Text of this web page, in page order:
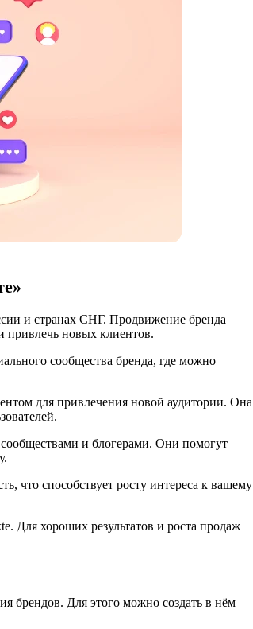
и странах СНГ. Продвижение бренда
привлечь новых клиентов.
сообщества бренда, где можно
для привлечения новой аудитории. Она
и блогерами. Они помогут
что способствует росту интереса к вашему
Для хороших результатов и роста продаж
брендов. Для этого можно создать в нём